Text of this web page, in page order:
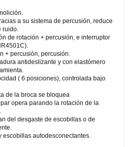
a su sistema de percusión, reduce
ruido.
de rotación + percusión, e interruptor
+ percusión, percusión.
antideslizante y con elastómero
( 6 posiciones), controlada bajo
de la broca se bloquea
opera parando la rotación de la
del desgaste de escobillas o de
autodesconectantes.